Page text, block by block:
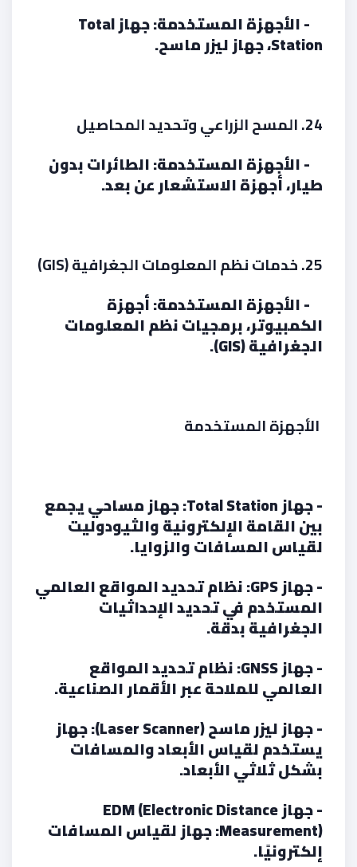
- الأجهزة المستخدمة: جهاز Total
Station، جهاز ليزر ماسح.
24. المسح الزراعي وتحديد المحاصيل
- الأجهزة المستخدمة: الطائرات بدون
طيار، أجهزة الاستشعار عن بعد.
25. خدمات نظم المعلومات الجغرافية (GIS)
- الأجهزة المستخدمة: أجهزة
الكمبيوتر، برمجيات نظم المعلومات
الجغرافية (GIS).
الأجهزة المستخدمة
- جهاز Total Station: جهاز مساحي يجمع
بين القامة الإلكترونية والثيودوليت
لقياس المسافات والزوايا.
- جهاز GPS: نظام تحديد المواقع العالمي
المستخدم في تحديد الإحداثيات
الجغرافية بدقة.
- جهاز GNSS: نظام تحديد المواقع
العالمي للملاحة عبر الأقمار الصناعية.
- جهاز ليزر ماسح (Laser Scanner): جهاز
يستخدم لقياس الأبعاد والمسافات
بشكل ثلاثي الأبعاد.
- جهاز EDM (Electronic Distance
Measurement): جهاز لقياس المسافات
إلكترونيًا.